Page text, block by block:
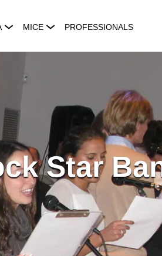
MICE PROFESSIONALS
Star